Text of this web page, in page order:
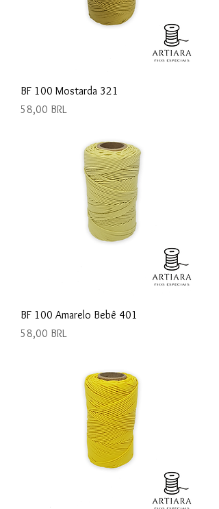
BF 100 Mostarda 321
Precio
58,00 BRL
BF 100 Amarelo Bebê 401
Precio
58,00 BRL